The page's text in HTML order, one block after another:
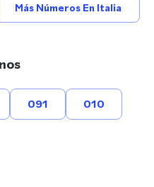
Más Números En Italia
091 010